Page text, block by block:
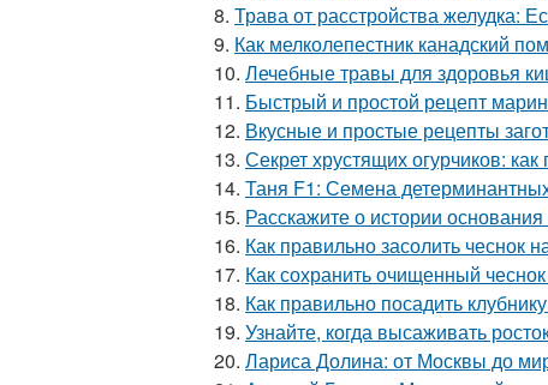
8. Трава от расстройства желудка:
9. Как мелколепестник канадский
10. Лечебные травы для здоровья
11. Быстрый и простой рецепт
12. Вкусные и простые рецепты
13. Секрет хрустящих огурчиков:
14. Таня F1: Семена
15. Расскажите о истории
16. Как правильно засолить чеснок
17. Как сохранить очищенный
18. Как правильно посадить
19. Узнайте, когда высаживать
20. Лариса Долина: от Москвы до